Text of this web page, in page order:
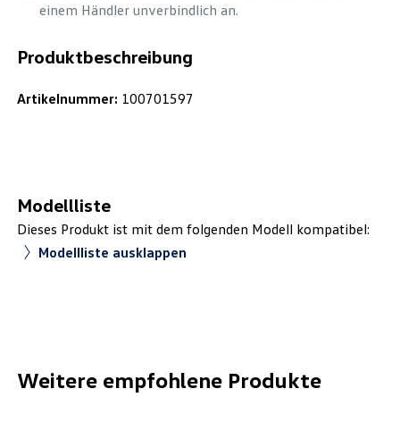
Produktbeschreibung
Artikelnummer: 100701597
Modellliste
Dieses Produkt ist mit dem folgenden Modell kompatibel:
Modellliste ausklappen
einem Händler unverbindlich an.
Weitere empfohlene Produkte